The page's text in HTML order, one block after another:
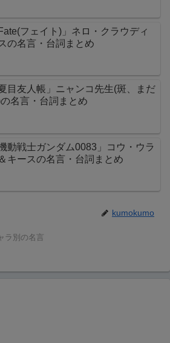
Fate(フェイト)」ネロ・クラウディ
の名言・台詞まとめ
夏目友人帳」ニャンコ先生(斑、まだ
の名言・台詞まとめ
機動戦士ガンダム0083」コウ・ウラ
キースの名言・台詞まとめ
kumokumo
ラ別の名言